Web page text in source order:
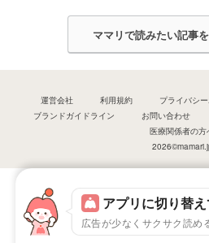
アプリに切り替
広告が少なくサクサク読め
ママリで読みたい記事
運営会社 利用規約 プライバシ
ブランドガイドライン
お問い合わせ
医療関係者の方